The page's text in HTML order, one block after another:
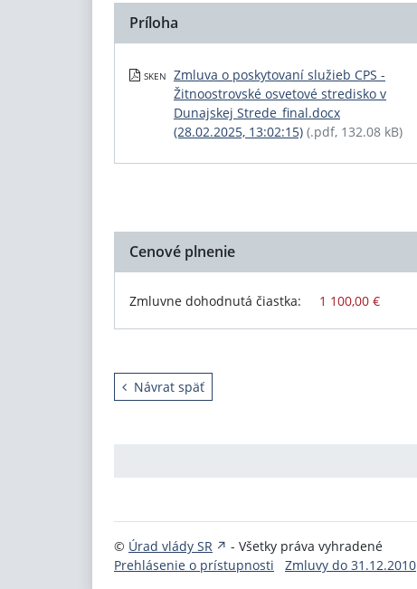
Príloha
SKEN
Zmluva o poskytovaní služieb CPS -
Žitnoostrovské osvetové stredisko v
Dunajskej Strede_final.docx
(28.02.2025, 13:02:15) (.pdf, 132.08 kB)
Cenové plnenie
Zmluvne dohodnutá čiastka: 1 100,00 €
Návrat späť
© Úrad vlády SR
- Všetky práva vyhradené
Prehlásenie o prístupnosti
Zmluvy do 31.12.2010